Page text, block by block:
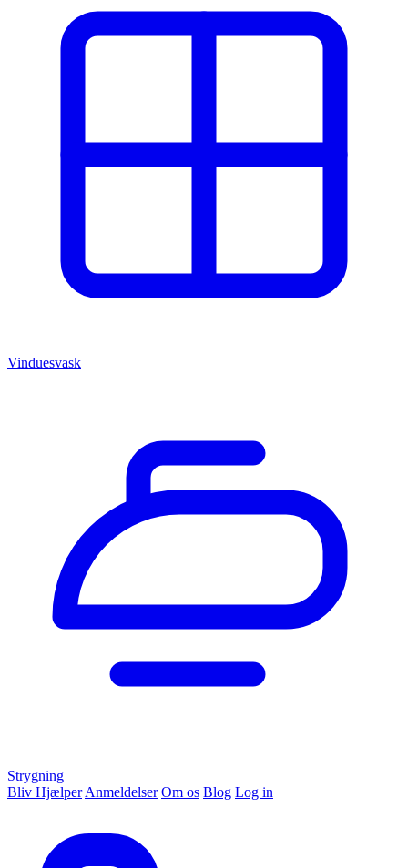
Vinduesvask
Strygning
Bliv Hjælper Anmeldelser Om os Blog Log in